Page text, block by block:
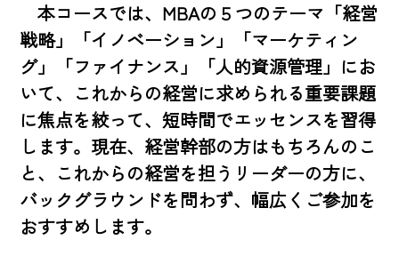
本コースでは、MBAの５つのテーマ「経営
戦略」「イノベーション」「マーケティン
グ」「ファイナンス」「人的資源管理」にお
いて、これからの経営に求められる重要課題
に焦点を絞って、短時間でエッセンスを習得
します。現在、経営幹部の方はもちろんのこ
と、これからの経営を担うリーダーの方に、
バックグラウンドを問わず、幅広くご参加を
おすすめします。